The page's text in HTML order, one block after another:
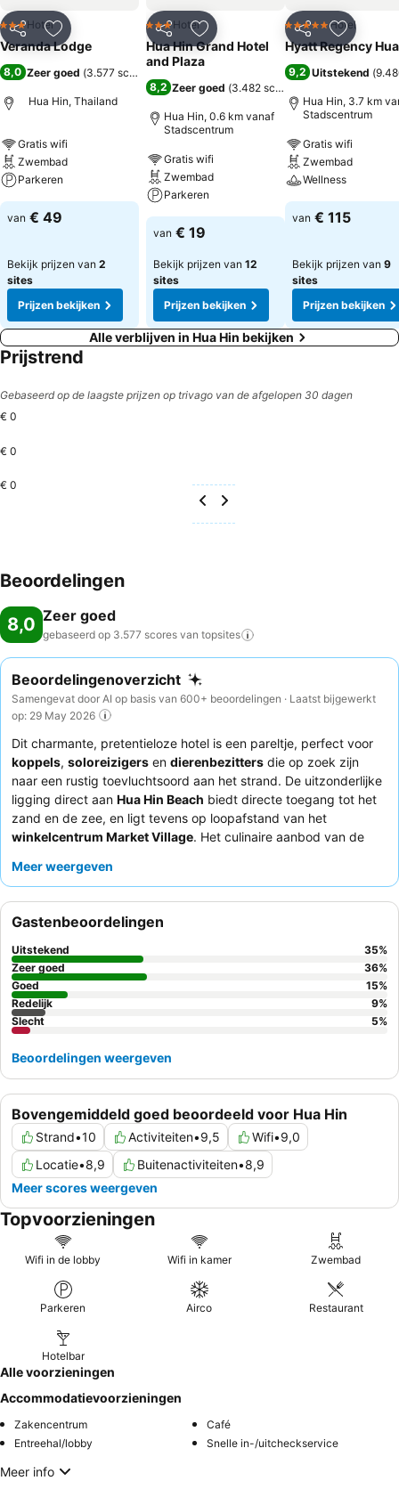
Delen Toevoegen aan favorieten
3 Sterren
Hotel
Veranda Lodge
8,0 Zeer goed (3.577 scores
Hua Hin, Thailand
Gratis wifi
Zwembad
Parkeren
van € 49
Bekijk prijzen van 2
sites
Prijzen bekijken
Delen Toevoegen aan favorieten
3 Sterren
Hotel
Hua Hin Grand Hotel
and Plaza
8,2 Zeer goed (3.482 scores
Hua Hin, 0.6 km vanaf
Stadscentrum
Gratis wifi
Zwembad
Parkeren
van € 19
Bekijk prijzen van 12
sites
Prijzen bekijken
Delen
5 Sterren Hotel
Hyatt Regency
9,2 Uitstekend (
Hua Hin, 3.7 km
Stadscentrum
Gratis wifi
Zwembad
Wellness
van € 115
Bekijk prijzen van 9
sites
Prijzen bekijken
Alle verblijven in Hua Hin bekijken
Prijstrend
Gebaseerd op de laagste prijzen op trivago van de afgelopen 30 dagen
€ 0
€ 0
€ 0
Beoordelingen
8,0 Zeer goed
gebaseerd op 3.577 scores van topsites
Beoordelingenoverzicht
Samengevat door AI op basis van 600+ beoordelingen · Laatst bijgewerkt
op: 29 May 2026
Dit charmante, pretentieloze hotel is een pareltje, perfect voor
koppels, soloreizigers en dierenbezitters die op zoek zijn
naar een rustig toevluchtsoord aan het strand. De uitzonderlijke
ligging direct aan Hua Hin Beach biedt directe toegang tot het
zand en de zee, en ligt tevens op loopafstand van het
winkelcentrum Market Village. Het culinaire aanbod van de
vaak wordt geprezen om de kwaliteit en variatie, en het eigen
Thaise gerechten serveert. Gasten benadrukken consequent
het uitzonderlijkepersoneel en de service
vaak wordt omschreven als vriendelijk, behulpzaam en
meegaand. Voor een rustiger verblijf kunt u overwegen een
kamer met uitzicht op de tuin aan te vragen.
Meer weergeven
Bovengemiddeld goed beoordeeld voor Hua Hin
Strand•10 Activiteiten•9,5 Wifi•9,0
Locatie•8,9 Buitenactiviteiten•8,9
Meer scores weergeven
Gastenbeoordelingen
Uitstekend 35%
Zeer goed
36%
Goed
15%
Redelijk
9%
Slecht
5%
Beoordelingen weergeven
Topvoorzieningen
Wifi in de lobby Wifi in kamer Zwembad
Parkeren Airco Restaurant
Hotelbar
Alle voorzieningen
Accommodatievoorzieningen
Zakencentrum
Café
Entreehal/lobby
Snelle in-/uitcheckservice
Meer info